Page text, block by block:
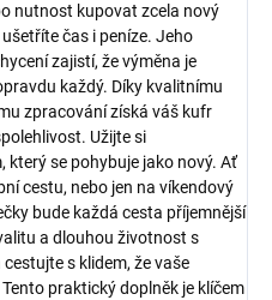
nutnost kupovat zcela nový
čas i peníze. Jeho
zajistí, že výměna je
každý. Díky kvalitnímu
zpracování získá váš kufr
Užijte si
který se pohybuje jako nový. Ať
cestu, nebo jen na víkendový
bude každá cesta příjemnější
a dlouhou životnost s
cestujte s klidem, že vaše
praktický doplněk je klíčem